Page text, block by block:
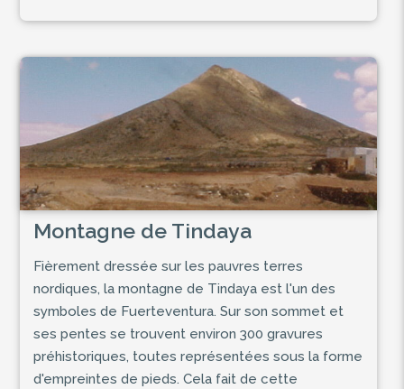
Montagne de Tindaya
Fièrement dressée sur les pauvres terres
nordiques, la montagne de Tindaya est l'un des
symboles de Fuerteventura. Sur son sommet et
ses pentes se trouvent environ 300 gravures
préhistoriques, toutes représentées sous la forme
d'empreintes de pieds. Cela fait de cette